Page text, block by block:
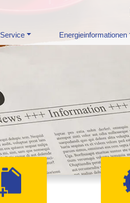
Service Energieinformationen